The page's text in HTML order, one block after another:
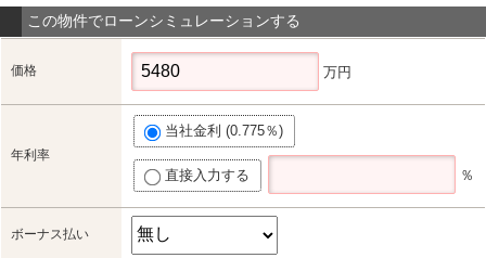
この物件でローンシミュレーションする
価格 万円
年利率
当社金利 (0.775％)
直接入力する ％
ボーナス払い